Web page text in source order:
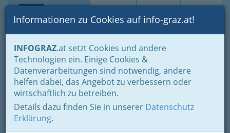
Suche Login Toggle
Informationen zu Cookies auf info-graz.at!
INFOGRAZ.at setzt Cookies und andere
Technologien ein. Einige Cookies &
Datenverarbeitungen sind notwendig, andere
helfen dabei, das Angebot zu verbessern oder
wirtschaftlich zu betreiben.
Details dazu finden Sie in unserer Datenschutz
Erklärung.
Home Branchen
Gastronomie - regional und international
Nachtleben
Livemusik in Lokalen
Nachtexpress
Färberplatz 1, 8010 Graz
+43 316 812 454